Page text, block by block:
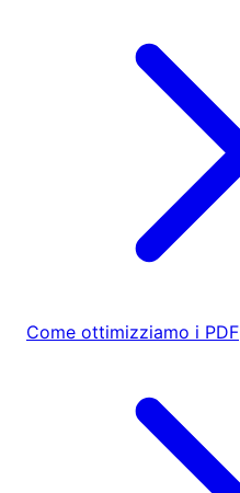
Come ottimizziamo i PDF